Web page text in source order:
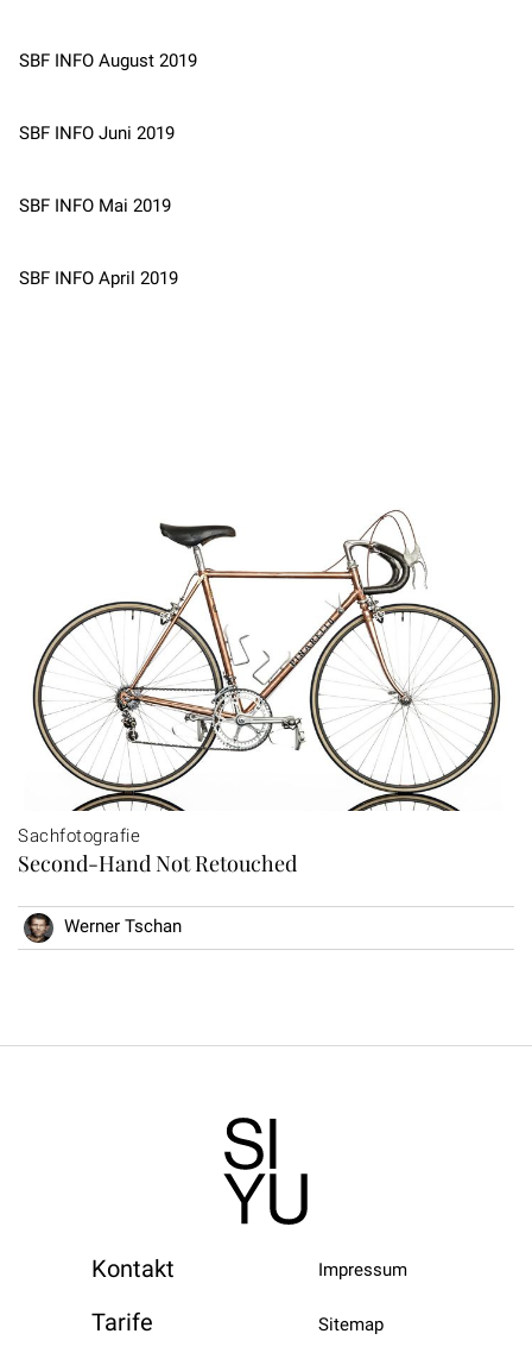
SBF INFO August 2019
SBF INFO Juni 2019
SBF INFO Mai 2019
SBF INFO April 2019
Sachfotografie
Second-Hand Not Retouched
Werner Tschan
Kontakt
Tarife
Impressum
Sitemap